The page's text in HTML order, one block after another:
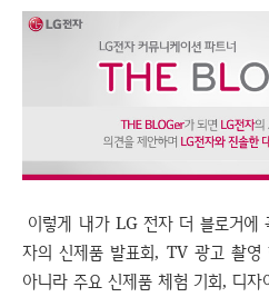
이렇게 내가 LG 전자 더 블로거에
자의 신제품 발표회, TV 광고 촬
아니라 주요 신제품 체험 기회, 디